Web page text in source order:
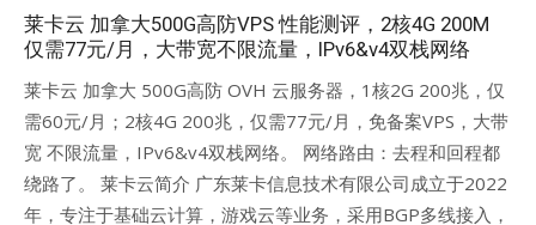
on
莱卡云 加拿大500G高防VPS 性能测评，2核4G 200M
仅需77元/月，大带宽不限流量，IPv6&v4双栈网络
莱卡云 加拿大 500G高防 OVH 云服务器，1核2G 200兆，仅
需60元/月；2核4G 200兆，仅需77元/月，免备案VPS，大带
宽 不限流量，IPv6&v4双栈网络。 网络路由：去程和回程都
绕路了。 莱卡云简介 广东莱卡信息技术有限公司成立于2022
年，专注于基础云计算，游戏云等业务，采用BGP多线接入，